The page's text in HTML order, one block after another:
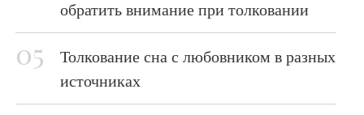
обратить внимание при толковании
Толкование сна с любовником в разных
источниках